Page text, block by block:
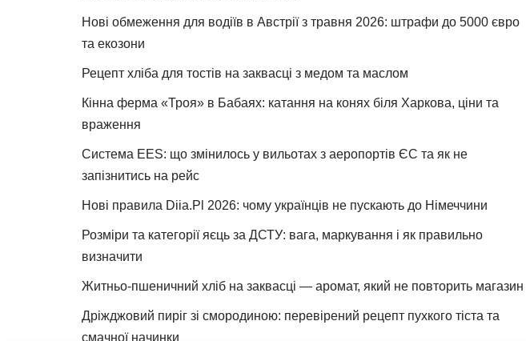
Нові обмеження для водіїв в Австрії з травня 2026: штрафи до 5000 євро
та екозони
Рецепт хліба для тостів на заквасці з медом та маслом
Кінна ферма «Троя» в Бабаях: катання на конях біля Харкова, ціни та
враження
Система EES: що змінилось у вильотах з аеропортів ЄС та як не
запізнитись на рейс
Нові правила Diia.Pl 2026: чому українців не пускають до Німеччини
Розміри та категорії яєць за ДСТУ: вага, маркування і як правильно
визначити
Житньо-пшеничний хліб на заквасці — аромат, який не повторить магазин
Дріжджовий пиріг зі смородиною: перевірений рецепт пухкого тіста та
смачної начинки